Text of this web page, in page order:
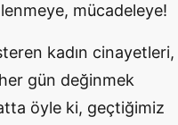
mücadeleye!
kadın cinayetleri,
gün değinmek
öyle ki, geçtiğimiz